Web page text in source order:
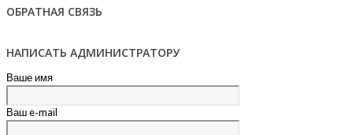
ОБРАТНАЯ СВЯЗЬ
НАПИСАТЬ АДМИНИСТРАТОРУ
Ваше имя
Ваш e-mail